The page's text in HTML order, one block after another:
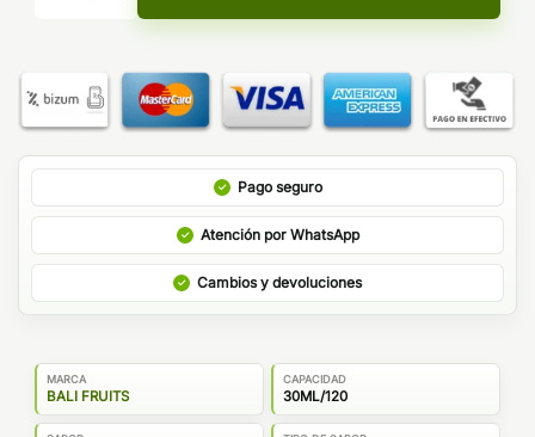
Pago seguro
Atención por WhatsApp
Cambios y devoluciones
MARCA
BALI FRUITS
CAPACIDAD
30ML/120